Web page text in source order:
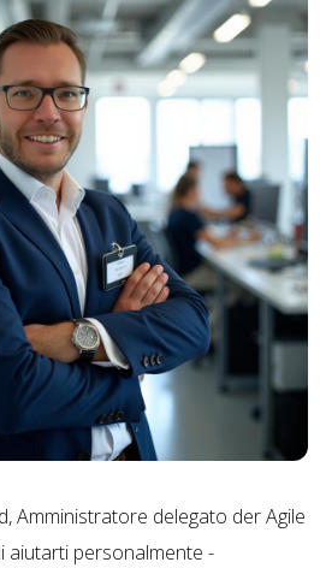
Amministratore delegato der Agile
aiutarti personalmente -